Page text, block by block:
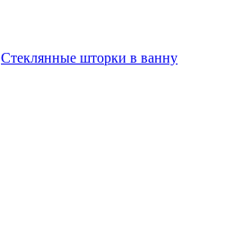
Стеклянные шторки в ванну